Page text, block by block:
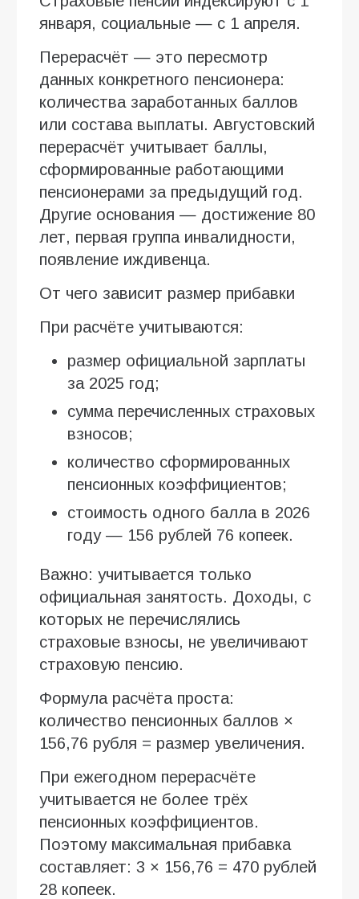
января, социальные — с 1 апреля.
Перерасчёт — это пересмотр
данных конкретного пенсионера:
количества заработанных баллов
или состава выплаты. Августовский
перерасчёт учитывает баллы,
сформированные работающими
пенсионерами за предыдущий год.
Другие основания — достижение 80
лет, первая группа инвалидности,
появление иждивенца.
От чего зависит размер прибавки
При расчёте учитываются:
размер официальной зарплаты
за 2025 год;
сумма перечисленных страховых
взносов;
количество сформированных
пенсионных коэффициентов;
стоимость одного балла в 2026
году — 156 рублей 76 копеек.
Важно: учитывается только
официальная занятость. Доходы, с
которых не перечислялись
страховые взносы, не увеличивают
страховую пенсию.
Формула расчёта проста:
количество пенсионных баллов ×
156,76 рубля = размер увеличения.
При ежегодном перерасчёте
учитывается не более трёх
пенсионных коэффициентов.
Поэтому максимальная прибавка
составляет: 3 × 156,76 = 470 рублей
28 копеек.